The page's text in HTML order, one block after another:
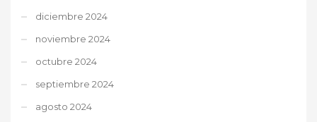
diciembre 2024
noviembre 2024
octubre 2024
septiembre 2024
agosto 2024